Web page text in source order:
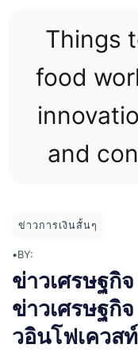
Things
food
and
ข่าวการเงินสั้นๆ
•BY:
ข่าวเศรษฐกิ
ข่าวเศรษฐกิ
วอินโฟเควสท์